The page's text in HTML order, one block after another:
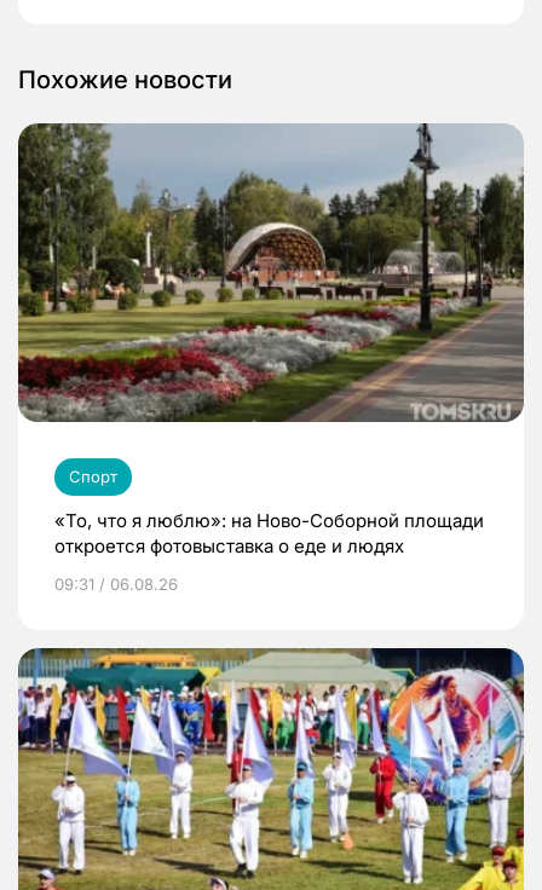
Похожие новости
Спорт
«То, что я люблю»: на Ново-Соборной площади
откроется фотовыставка о еде и людях
09:31 / 06.08.26